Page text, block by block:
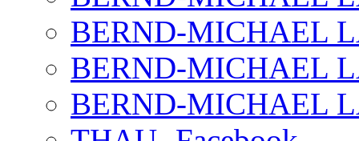
BERND-MICHAEL
BERND-MICHAEL
BERND-MICHAEL